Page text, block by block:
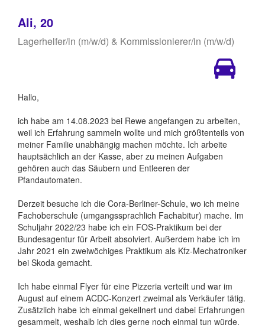
Ali, 20
Lagerhelfer/in (m/w/d) & Kommissionierer/in (m/w/d)
Hallo,
ich habe am 14.08.2023 bei Rewe angefangen zu arbeiten,
weil ich Erfahrung sammeln wollte und mich größtenteils von
meiner Familie unabhängig machen möchte. Ich arbeite
hauptsächlich an der Kasse, aber zu meinen Aufgaben
gehören auch das Säubern und Entleeren der
Pfandautomaten.
Derzeit besuche ich die Cora-Berliner-Schule, wo ich meine
Fachoberschule (umgangssprachlich Fachabitur) mache. Im
Schuljahr 2022/23 habe ich ein FOS-Praktikum bei der
Bundesagentur für Arbeit absolviert. Außerdem habe ich im
Jahr 2021 ein zweiwöchiges Praktikum als Kfz-Mechatroniker
bei Skoda gemacht.
Ich habe einmal Flyer für eine Pizzeria verteilt und war im
August auf einem ACDC-Konzert zweimal als Verkäufer tätig.
Zusätzlich habe ich einmal gekellnert und dabei Erfahrungen
gesammelt, weshalb ich dies gerne noch einmal tun würde.